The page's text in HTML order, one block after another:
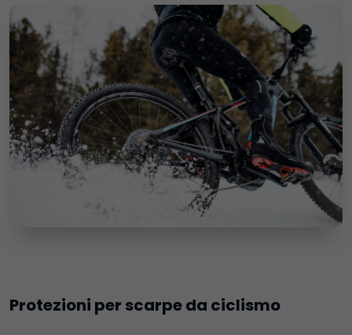
Protezioni per scarpe da ciclismo